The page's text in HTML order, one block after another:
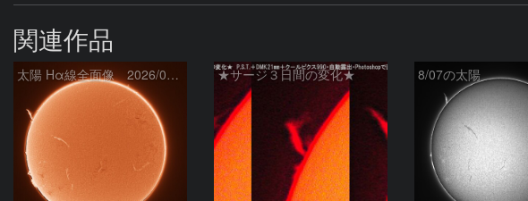
関連作品
太陽 Hα線全面像 2026/08/07 ★サージ３日間の変化★ 8/07の太陽